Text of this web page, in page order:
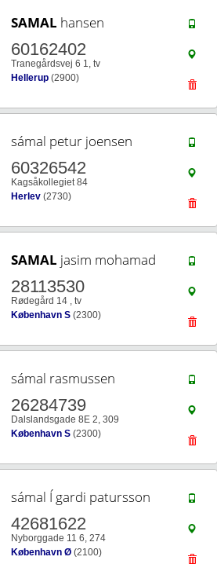
SAMAL hansen
60162402
Tranegårdsvej 6 1, tv
Hellerup (2900)
sámal petur joensen
60326542
Kagsåkollegiet 84
Herlev (2730)
SAMAL jasim mohamad
28113530
Rødegård 14 , tv
København S (2300)
sámal rasmussen
26284739
Dalslandsgade 8E 2, 309
København S (2300)
sámal Í gardi patursson
42681622
Nyborggade 11 6, 274
København Ø (2100)